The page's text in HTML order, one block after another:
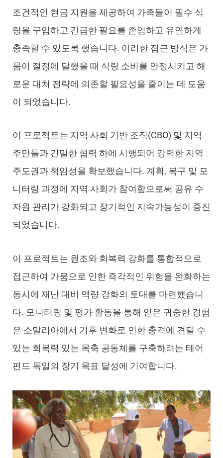
조건적인 현금 지원을 제공하여 가족들이 필수 식
량을 구입하고 긴급한 필요를 존엄하고 유연하게
충족할 수 있도록 했습니다. 이러한 접근 방식은 가
뭄이 절정에 달했을 때 식량 소비를 안정시키고 해
로운 대처 전략에 의존할 필요성을 줄이는 데 도움
이 되었습니다.
이 프로젝트는 지역 사회 기반 조직(CBO) 및 지역
주민들과 긴밀한 협력 하에 시행되어 강력한 지역
주도권과 책임성을 확보했습니다. 계획, 복구 및 모
니터링 과정에 지역 사회가 참여함으로써 공유 수
자원 관리가 강화되고 장기적인 지속가능성이 증진
되었습니다.
이 프로젝트는 원조와 회복력 강화를 통합적으로
접근하여 가뭄으로 인한 즉각적인 위험을 완화하는
동시에 재난 대비 역량 강화의 토대를 마련했습니
다. 모니터링 및 평가 활동을 통해 얻은 귀중한 경험
은 소말리아에서 기후 변화로 인한 충격에 견딜 수
있는 회복력 있는 목축 공동체를 구축하려는 테어
펀드 독일의 장기 목표 달성에 기여합니다.